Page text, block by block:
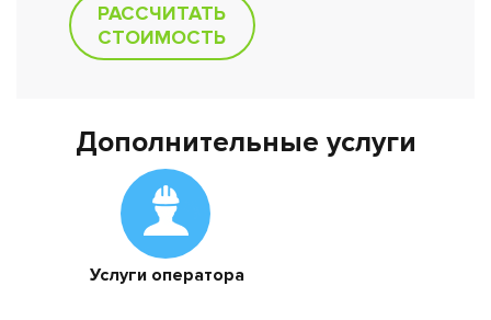
РАССЧИТАТЬ
СТОИМОСТЬ
Дополнительные услуги
Услуги оператора